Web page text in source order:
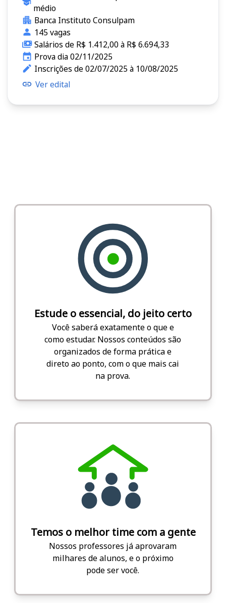
médio
Banca Instituto Consulpam
145 vagas
Salários de R$ 1.412,00 à R$ 6.694,33
Prova dia 02/11/2025
Inscrições de 02/07/2025 à 10/08/2025
Ver edital
Estude o essencial, do jeito certo
Você saberá exatamente o que e
como estudar. Nossos conteúdos são
organizados de forma prática e
direto ao ponto, com o que mais cai
na prova.
Temos o melhor time com a gente
Nossos professores já aprovaram
milhares de alunos, e o próximo
pode ser você.